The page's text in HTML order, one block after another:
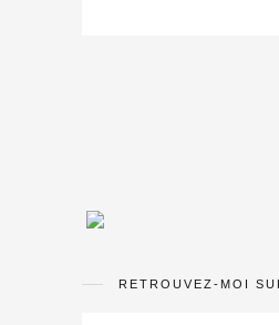
RETROUVEZ-MOI